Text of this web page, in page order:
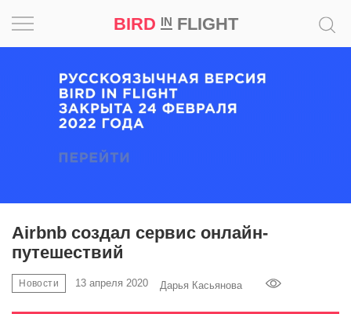
BIRD INFLIGHT
Airbnb создал сервис онлайн-
путешествий
Новости 13 апреля 2020 Дарья Касьянова